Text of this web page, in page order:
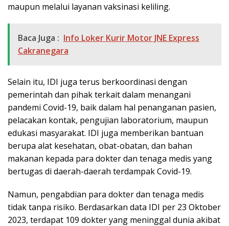
maupun melalui layanan vaksinasi keliling.
Baca Juga : Info Loker Kurir Motor JNE Express
Cakranegara
Selain itu, IDI juga terus berkoordinasi dengan
pemerintah dan pihak terkait dalam menangani
pandemi Covid-19, baik dalam hal penanganan pasien,
pelacakan kontak, pengujian laboratorium, maupun
edukasi masyarakat. IDI juga memberikan bantuan
berupa alat kesehatan, obat-obatan, dan bahan
makanan kepada para dokter dan tenaga medis yang
bertugas di daerah-daerah terdampak Covid-19.
Namun, pengabdian para dokter dan tenaga medis
tidak tanpa risiko. Berdasarkan data IDI per 23 Oktober
2023, terdapat 109 dokter yang meninggal dunia akibat